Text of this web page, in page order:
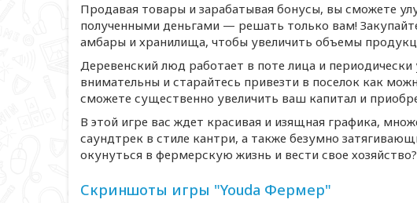
Продавая товары и зарабатывая бонусы, вы сможете
полученными деньгами — решать только вам!
амбары и хранилища, чтобы увеличить объемы
Деревенский люд работает в поте лица и
внимательны и старайтесь привезти в поселок как
сможете существенно увеличить ваш капитал и
В этой игре вас ждет красивая и изящная графика,
саундтрек в стиле кантри, а также безумно
окунуться в фермерскую жизнь и вести свое
Скриншоты игры "Youda Фермер"